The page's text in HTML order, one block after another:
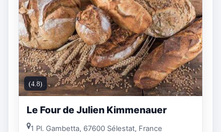
(4.8)
Le Four de Julien Kimmenauer
1 Pl. Gambetta, 67600 Sélestat, France